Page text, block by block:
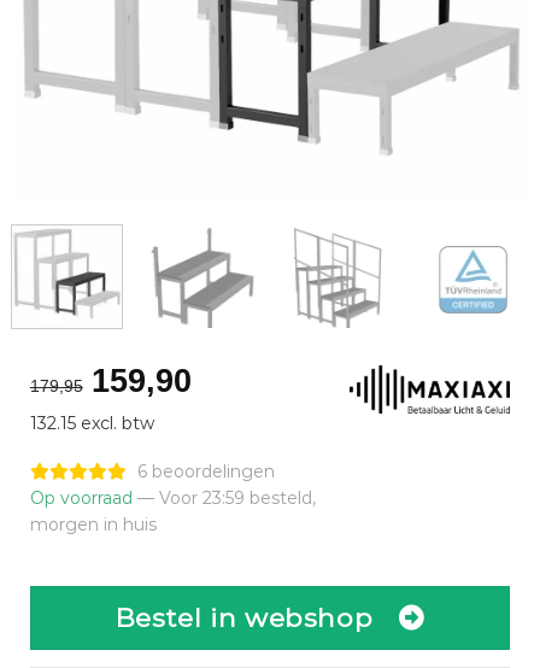
179,95 Oorspronkelijke
prijs
was:
€179,95.
159,90Huidige
€159,90.
132.15 excl. btw
6 beoordelingen
Op voorraad — Voor 23:59 besteld,
morgen in huis
Bestel in webshop